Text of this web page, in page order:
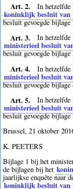
Art. 2. In
koninklijk besluit van
besluit gevoegde bijlage
Art. 3. In
ministerieel besluit
besluit gevoegde bijlage
Art. 4. In
ministerieel besluit
besluit gevoegde bijlage
Art. 5. In
ministerieel besluit
besluit gevoegde bijlage
Brussel, 21 oktober
K. PEETERS
Bijlage 1 bij het
de bijlagen bij het
jaarlijkse enquête naar
koninklijk besluit van